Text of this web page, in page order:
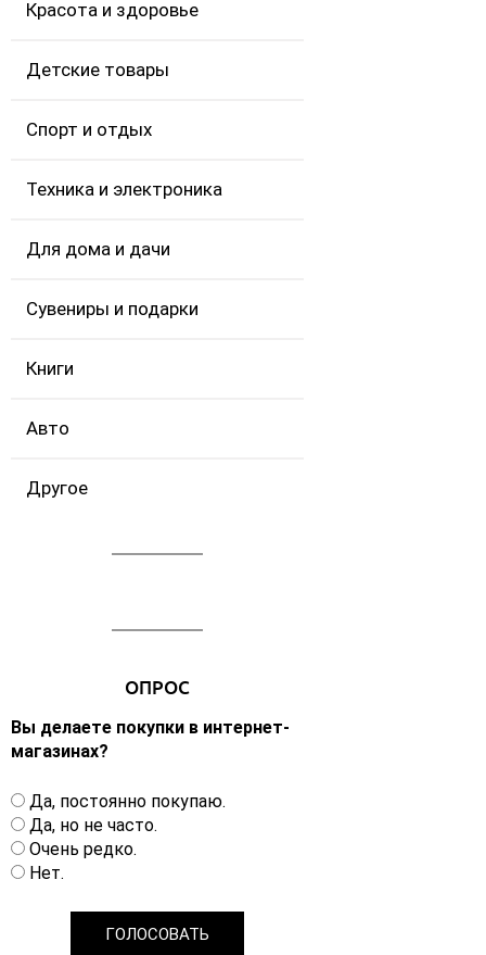
Красота и здоровье
Детские товары
Спорт и отдых
Техника и электроника
Для дома и дачи
Сувениры и подарки
Книги
Авто
Другое
ОПРОС
Вы делаете покупки в интернет-
магазинах?
В
а
р
и
Да, постоянно покупаю.
Да, но не часто.
Очень редко.
Нет.